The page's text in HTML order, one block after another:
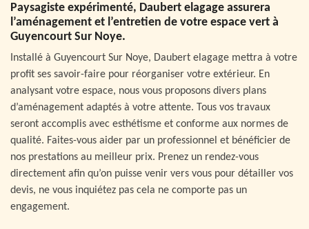
Paysagiste expérimenté, Daubert elagage assurera
l’aménagement et l’entretien de votre espace vert à
Guyencourt Sur Noye.
Installé à Guyencourt Sur Noye, Daubert elagage mettra à votre
profit ses savoir-faire pour réorganiser votre extérieur. En
analysant votre espace, nous vous proposons divers plans
d’aménagement adaptés à votre attente. Tous vos travaux
seront accomplis avec esthétisme et conforme aux normes de
qualité. Faites-vous aider par un professionnel et bénéficier de
nos prestations au meilleur prix. Prenez un rendez-vous
directement afin qu’on puisse venir vers vous pour détailler vos
devis, ne vous inquiétez pas cela ne comporte pas un
engagement.